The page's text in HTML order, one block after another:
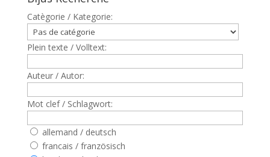
Catègorie / Kategorie:
Plein texte / Volltext:
Auteur / Autor:
Mot clef / Schlagwort:
allemand / deutsch
francais / französisch